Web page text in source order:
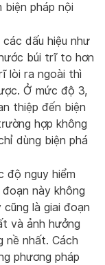
biện pháp nội
dấu hiệu như
búi trĩ to hơn
lòi ra ngoài thì
Ở mức độ 3,
thiệp đến biện
hợp không
dùng biện phá
độ nguy hiểm
này không
là giai đoạn
và ảnh hưởng
nề nhất. Cách
phương pháp